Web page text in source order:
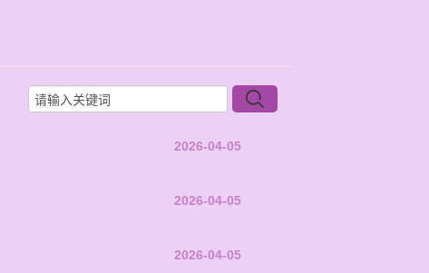
2026-04-05
2026-04-05
2026-04-05